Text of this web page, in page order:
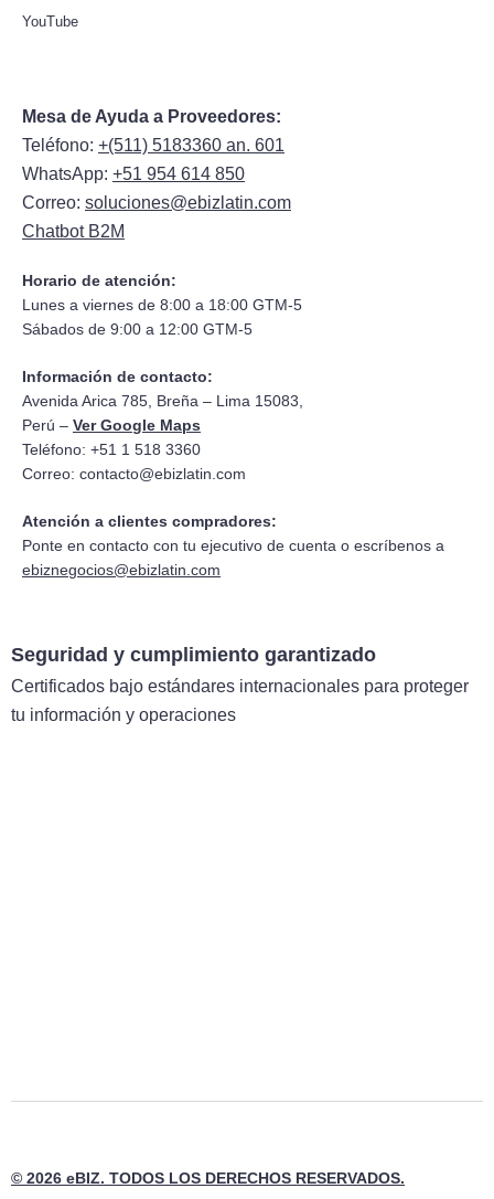
YouTube
Mesa de Ayuda a Proveedores:
Teléfono: +(511) 5183360 an. 601
WhatsApp: +51 954 614 850
Correo: soluciones@ebizlatin.com
Chatbot B2M
Horario de atención:
Lunes a viernes de 8:00 a 18:00 GTM-5
Sábados de 9:00 a 12:00 GTM-5
Información de contacto:
Avenida Arica 785, Breña – Lima 15083,
Perú – Ver Google Maps
Teléfono: +51 1 518 3360
Correo: contacto@ebizlatin.com
Atención a clientes compradores:
Ponte en contacto con tu ejecutivo de cuenta o escríbenos a
ebiznegocios@ebizlatin.com
Seguridad y cumplimiento garantizado
Certificados bajo estándares internacionales para proteger
tu información y operaciones
© 2026 eBIZ. TODOS LOS DERECHOS RESERVADOS.